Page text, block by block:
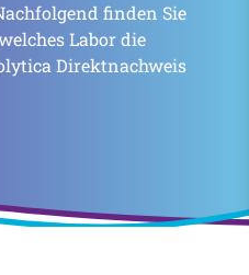
finden Sie
Labor die
Direktnachweis